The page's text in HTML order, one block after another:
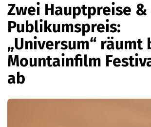
Zwei Hauptpreise &
Publikumspreis:
„Universum“ räumt
Mountainfilm
ab